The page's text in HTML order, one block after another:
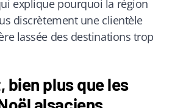
explique pourquoi la région
discrètement une clientèle
lassée des destinations trop
bien plus que les